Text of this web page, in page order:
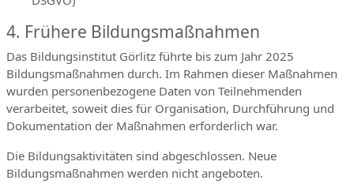
4. Frühere Bildungsmaßnahmen
Das Bildungsinstitut Görlitz führte bis zum Jahr 2025
Bildungsmaßnahmen durch. Im Rahmen dieser Maßnahmen
wurden personenbezogene Daten von Teilnehmenden
verarbeitet, soweit dies für Organisation, Durchführung und
Dokumentation der Maßnahmen erforderlich war.
Die Bildungsaktivitäten sind abgeschlossen. Neue
Bildungsmaßnahmen werden nicht angeboten.